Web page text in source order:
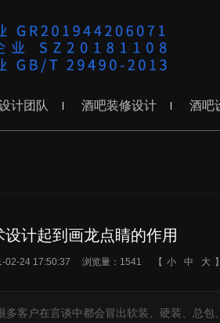
计团队 酒吧装修设计 酒吧
计起到画龙点睛的作用
02-24 17:50:37 浏览量：1541 【 小 中 大
客户在言谈中都会冒出软装、硬装、总